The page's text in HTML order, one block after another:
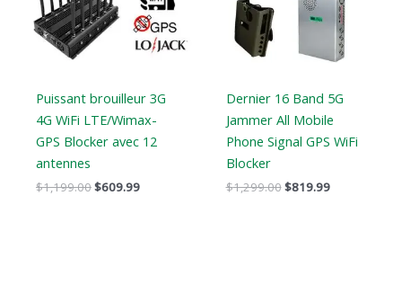
Puissant brouilleur 3G
4G WiFi LTE/Wimax-
GPS Blocker avec 12
antennes
$1,199.00$609.99
Dernier 16 Band 5G
Jammer All Mobile
Phone Signal GPS WiFi
Blocker
$1,299.00$819.99